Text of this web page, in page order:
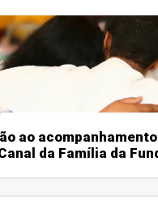
ao
da Família da